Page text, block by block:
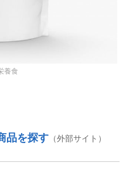
養食
を探す （外部サイト）